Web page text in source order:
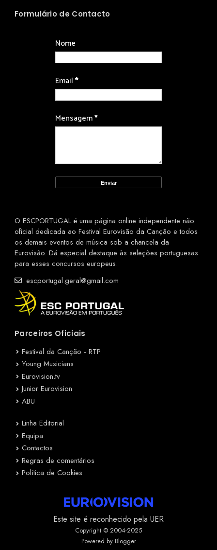
Formulário de Contacto
Nome
Email*
Mensagem*
O ESCPORTUGAL é uma página online independente não
oficial dedicada ao Festival Eurovisão da Canção e todos
os demais eventos de música sob a chancela da
Eurovisão. Dá especial destaque às seleções portuguesas
para esses concursos europeus.
escportugal.geral@gmail.com
Parceiros Oficiais
Festival da Canção - RTP
Young Musicians
Eurovision.tv
Junior Eurovision
ABU
Linha Editorial
Equipa
Contactos
Regras de comentários
Política de Cookies
Este site é reconhecido pela UER
Copyright © 2004-2025
Powered by Blogger